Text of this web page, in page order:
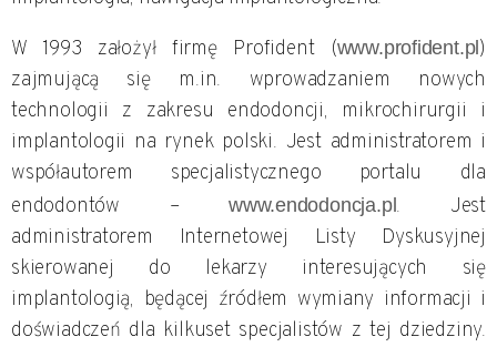
W 1993 założył firmę Profident (www.profident.pl)
zajmującą się m.in. wprowadzaniem nowych
technologii z zakresu endodoncji, mikrochirurgii i
implantologii na rynek polski. Jest administratorem i
współautorem specjalistycznego portalu dla
endodontów – www.endodoncja.pl. Jest
administratorem Internetowej Listy Dyskusyjnej
skierowanej do lekarzy interesujących się
implantologią, będącej źródłem wymiany informacji i
doświadczeń dla kilkuset specjalistów z tej dziedziny.